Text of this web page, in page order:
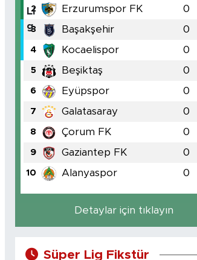
2 Erzurumspor FK 0
3 Başakşehir 0
4 Kocaelispor 0
5 Beşiktaş 0
6 Eyüpspor 0
7 Galatasaray 0
8 Çorum FK 0
9 Gaziantep FK 0
10 Alanyaspor 0
Detaylar için tıklayın
Süper Lig Fikstür